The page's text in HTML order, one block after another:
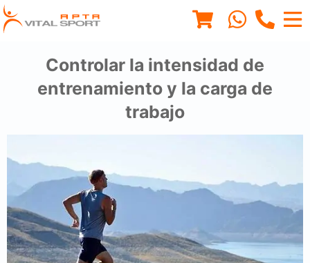
Controlar la intensidad de
entrenamiento y la carga de
trabajo